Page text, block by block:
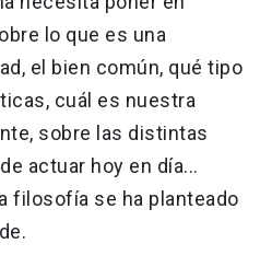
lo que es una
el bien común, qué tipo
cuál es nuestra
sobre las distintas
actuar hoy en día...
filosofía se ha planteado